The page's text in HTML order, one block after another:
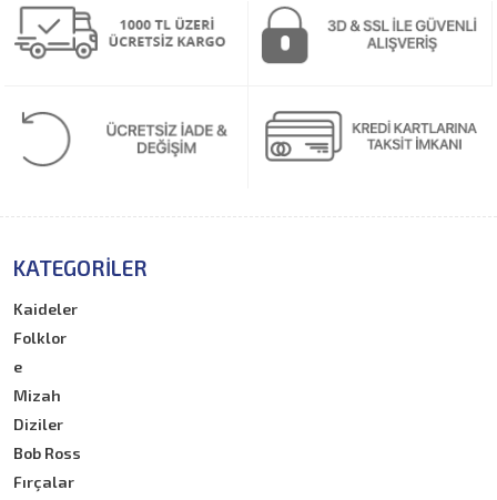
KATEGORILER
Kaideler
Folklor
e
Mizah
Diziler
Bob Ross
Fırçalar